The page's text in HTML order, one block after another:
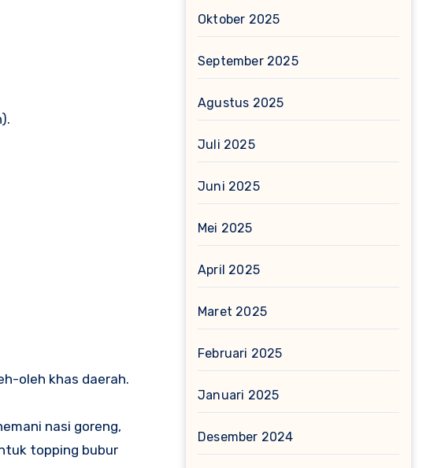
oleh khas daerah.
nasi goreng,
topping bubur
Oktober 2025
September 2025
Agustus 2025
Juli 2025
Juni 2025
Mei 2025
April 2025
Maret 2025
Februari 2025
Januari 2025
Desember 2024